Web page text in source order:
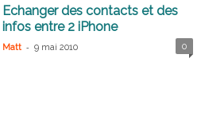
Echanger des contacts et des
infos entre 2 iPhone
Matt - 9 mai 2010 0